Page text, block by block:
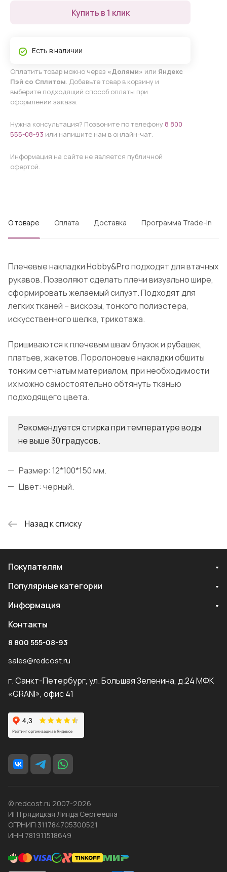
Купить в 1 клик
Есть в наличии
Оплатить товар можно через «Долями» или Яндекс
Пэй со Сплитом. Добавьте товар в корзину и
выберите подходящий способ оплаты при
оформлении заказа.
Нужна консультация? Позвоните по телефону 8 800
555-08-93 или напишите нам в онлайн-чат.
Информация на сайте не является публичной
офертой.
О товаре Оплата Доставка Программа Trade-in
Плечевые накладки Hobby&Pro подходят для втачных
рукавов. Позволяют сделать плечи визуально шире,
сформировать желаемый силуэт. Подходят для
легких тканей – вискозы, тонкого полиэстера,
искусственного шелка, трикотажа.
Пришиваются к плечевым швам блузок и рубашек,
платьев, жакетов. Поролоновые накладки обшиты
тонким сетчатым материалом, при необходимости
их можно самостоятельно обтянуть тканью
подходящего цвета.
Рекомендуется стирка при температуре воды
не выше 30 градусов.
Размер: 12*100*150 мм.
Цвет: черный.
Назад к списку
Покупателям
Популярные категории
Информация
Контакты
8 800 555-08-93
sales@redcost.ru
г. Санкт-Петербург, ул. Большая Зеленина, д.24 МФК
«GRANI», офис 41
© redcost.ru 2007-2026
ИП Грядицкая Линда Сергеевна
ОГРНИП 311784705300521
ИНН 781911518649